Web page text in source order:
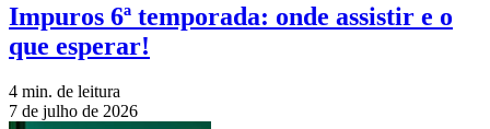
Impuros 6ª temporada: onde assistir e o
que esperar!
4 min. de leitura
7 de julho de 2026